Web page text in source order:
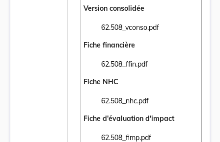
Version consolidée
62.508_vconso.pdf
Ouvrir le document 62.508_vconso.pdf
Fiche financière
62.508_ffin.pdf
Ouvrir le document 62.508_ffin.pdf dans
Fiche NHC
62.508_nhc.pdf
Ouvrir le document 62.508_nhc.pdf dans
Fiche d'évaluation d'impact
62.508_fimp.pdf